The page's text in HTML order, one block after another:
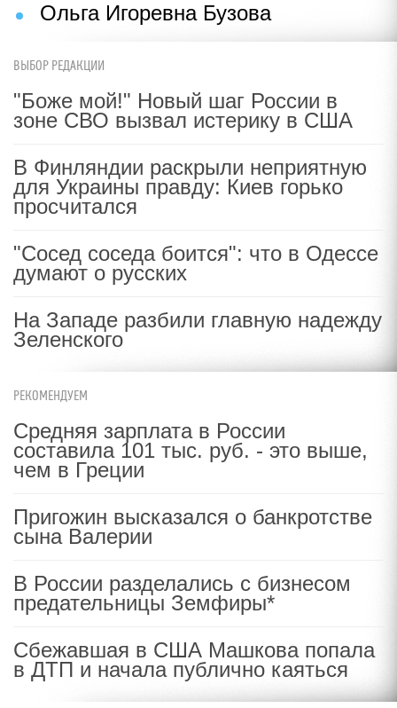
Ольга Игоревна Бузова
ВЫБОР РЕДАКЦИИ
"Боже мой!" Новый шаг России в
зоне СВО вызвал истерику в США
В Финляндии раскрыли неприятную
для Украины правду: Киев горько
просчитался
"Сосед соседа боится": что в Одессе
думают о русских
На Западе разбили главную надежду
Зеленского
РЕКОМЕНДУЕМ
Средняя зарплата в России
составила 101 тыс. руб. - это выше,
чем в Греции
Пригожин высказался о банкротстве
сына Валерии
В России разделались с бизнесом
предательницы Земфиры*
Сбежавшая в США Машкова попала
в ДТП и начала публично каяться